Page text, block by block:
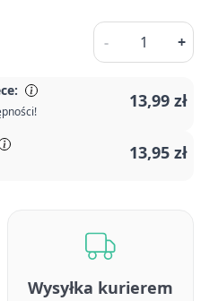
13,99 zł
13,95 zł
-
Ilość
+
Wysyłka kurierem